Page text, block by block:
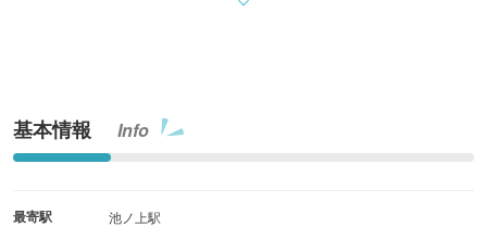
基本情報 Info
最寄駅 池ノ上駅